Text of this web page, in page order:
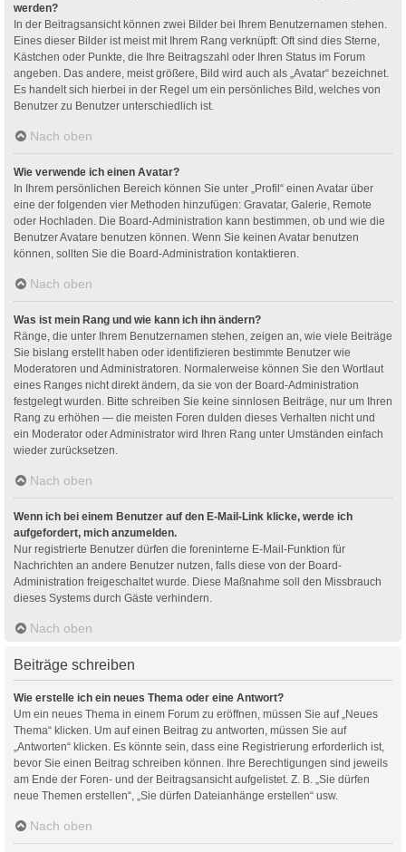
werden?
In der Beitragsansicht können zwei Bilder bei Ihrem Benutzernamen stehen.
Eines dieser Bilder ist meist mit Ihrem Rang verknüpft: Oft sind dies Sterne,
Kästchen oder Punkte, die Ihre Beitragszahl oder Ihren Status im Forum
angeben. Das andere, meist größere, Bild wird auch als „Avatar“ bezeichnet.
Es handelt sich hierbei in der Regel um ein persönliches Bild, welches von
Benutzer zu Benutzer unterschiedlich ist.
Nach oben
Wie verwende ich einen Avatar?
In Ihrem persönlichen Bereich können Sie unter „Profil“ einen Avatar über
eine der folgenden vier Methoden hinzufügen: Gravatar, Galerie, Remote
oder Hochladen. Die Board-Administration kann bestimmen, ob und wie die
Benutzer Avatare benutzen können. Wenn Sie keinen Avatar benutzen
können, sollten Sie die Board-Administration kontaktieren.
Nach oben
Was ist mein Rang und wie kann ich ihn ändern?
Ränge, die unter Ihrem Benutzernamen stehen, zeigen an, wie viele Beiträge
Sie bislang erstellt haben oder identifizieren bestimmte Benutzer wie
Moderatoren und Administratoren. Normalerweise können Sie den Wortlaut
eines Ranges nicht direkt ändern, da sie von der Board-Administration
festgelegt wurden. Bitte schreiben Sie keine sinnlosen Beiträge, nur um Ihren
Rang zu erhöhen — die meisten Foren dulden dieses Verhalten nicht und
ein Moderator oder Administrator wird Ihren Rang unter Umständen einfach
wieder zurücksetzen.
Nach oben
Wenn ich bei einem Benutzer auf den E-Mail-Link klicke, werde ich
aufgefordert, mich anzumelden.
Nur registrierte Benutzer dürfen die foreninterne E-Mail-Funktion für
Nachrichten an andere Benutzer nutzen, falls diese von der Board-
Administration freigeschaltet wurde. Diese Maßnahme soll den Missbrauch
dieses Systems durch Gäste verhindern.
Nach oben
Beiträge schreiben
Wie erstelle ich ein neues Thema oder eine Antwort?
Um ein neues Thema in einem Forum zu eröffnen, müssen Sie auf „Neues
Thema“ klicken. Um auf einen Beitrag zu antworten, müssen Sie auf
„Antworten“ klicken. Es könnte sein, dass eine Registrierung erforderlich ist,
bevor Sie einen Beitrag schreiben können. Ihre Berechtigungen sind jeweils
am Ende der Foren- und der Beitragsansicht aufgelistet. Z. B. „Sie dürfen
neue Themen erstellen“, „Sie dürfen Dateianhänge erstellen“ usw.
Nach oben